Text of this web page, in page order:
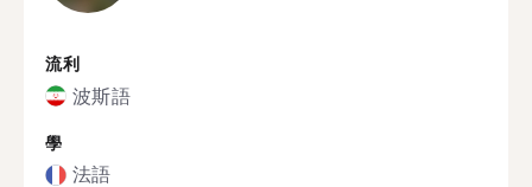
流利
波斯語
學
法語